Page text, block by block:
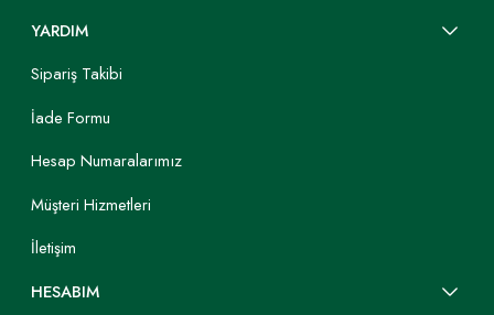
YARDIM
Sipariş Takibi
İade Formu
Hesap Numaralarımız
Müşteri Hizmetleri
İletişim
HESABIM